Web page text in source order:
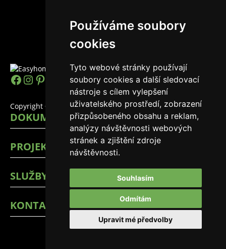
Používáme soubory
cookies
Tyto webové stránky používají
soubory cookies a další sledovací
nástroje s cílem vylepšení
uživatelského prostředí, zobrazení
přizpůsobeného obsahu a reklam,
analýzy návštěvnosti webových
stránek a zjištění zdroje
návštěvnosti.
Souhlasím
Odmítám
Upravit mé předvolby
https://www.facebook.com/
Instagram
Pinterest
YouTube
LinkedIn
TikTok
Copyright © 2026 EasyHomes
DOKUMENTY
PROJEKTY
SLUŽBY
KONTAKTY